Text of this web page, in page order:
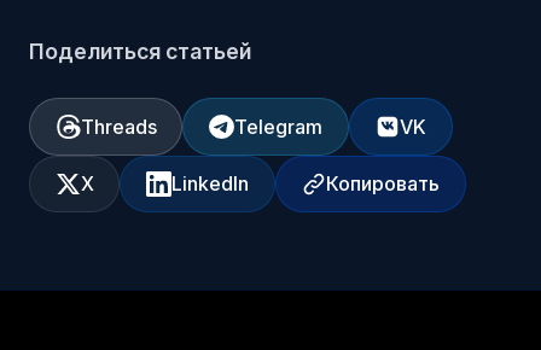
Поделиться статьей
Threads Telegram VK
X LinkedIn Копировать